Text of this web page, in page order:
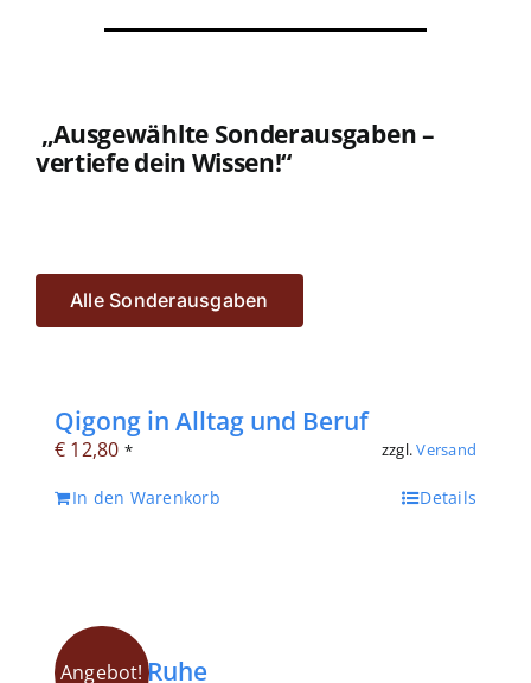
„Ausgewählte Sonderausgaben –
vertiefe dein Wissen!“
Alle Sonderausgaben
Qigong in Alltag und Beruf
€ 12,80 * zzgl.Versand
In den Warenkorb Details
Angebot!
Endlich Ruhe